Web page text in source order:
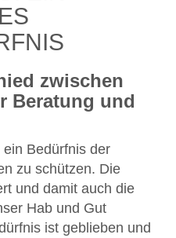
zwischen
Beratung und
Bedürfnis der
zu schützen. Die
und damit auch die
Hab und Gut
ist geblieben und